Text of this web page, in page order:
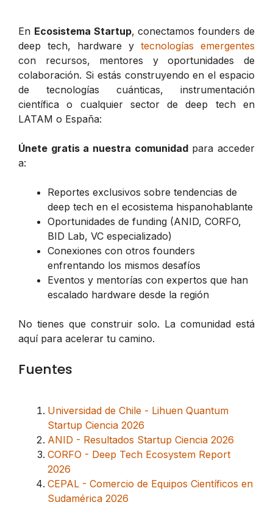
En Ecosistema Startup, conectamos founders de
deep tech, hardware y tecnologías emergentes
con recursos, mentores y oportunidades de
colaboración. Si estás construyendo en el espacio
de tecnologías cuánticas, instrumentación
científica o cualquier sector de deep tech en
LATAM o España:
Únete gratis a nuestra comunidadpara acceder
a:
Reportes exclusivos sobre tendencias de
deep tech en el ecosistema hispanohablante
Oportunidades de funding (ANID, CORFO,
BID Lab, VC especializado)
Conexiones con otros founders
enfrentando los mismos desafíos
Eventos y mentorías con expertos que han
escalado hardware desde la región
No tienes que construir solo. La comunidad está
aquí para acelerar tu camino.
Fuentes
Universidad de Chile - Lihuen Quantum
Startup Ciencia 2026
ANID - Resultados Startup Ciencia 2026
CORFO - Deep Tech Ecosystem Report
2026
CEPAL - Comercio de Equipos Científicos en
Sudamérica 2026